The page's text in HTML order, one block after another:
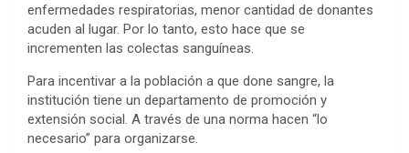
enfermedades respiratorias, menor cantidad de donantes
acuden al lugar. Por lo tanto, esto hace que se
incrementen las colectas sanguíneas.
Para incentivar a la población a que done sangre, la
institución tiene un departamento de promoción y
extensión social. A través de una norma hacen “lo
necesario” para organizarse.